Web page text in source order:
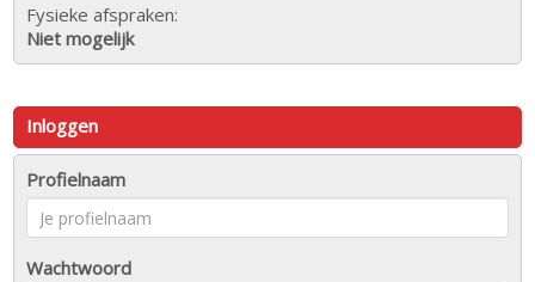
Fysieke afspraken:
Niet mogelijk
Inloggen
Profielnaam
Wachtwoord